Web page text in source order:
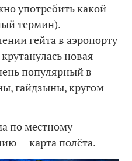
употребить какой-
термин).
гейта в аэропорту
новая
популярный в
гайдзыны, кругом
по местному
— карта полёта.